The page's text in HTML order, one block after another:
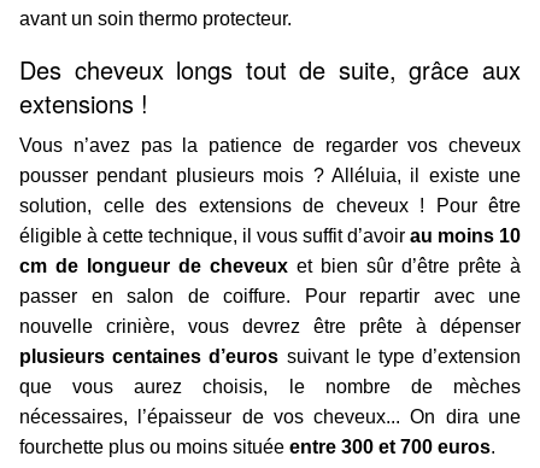
avant un soin thermo protecteur.
Des cheveux longs tout de suite, grâce aux
extensions !
Vous n’avez pas la patience de regarder vos cheveux
pousser pendant plusieurs mois ? Alléluia, il existe une
solution, celle des extensions de cheveux ! Pour être
éligible à cette technique, il vous suffit d’avoir au moins 10
cm de longueur de cheveux et bien sûr d’être prête à
passer en salon de coiffure. Pour repartir avec une
nouvelle crinière, vous devrez être prête à dépenser
plusieurs centaines d’euros suivant le type d’extension
que vous aurez choisis, le nombre de mèches
nécessaires, l’épaisseur de vos cheveux... On dira une
fourchette plus ou moins située entre 300 et 700 euros.